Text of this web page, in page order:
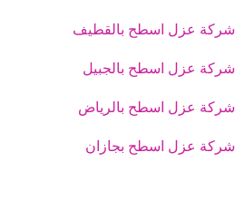
شركة عزل اسطح بالقطيف
شركة عزل اسطح بالجبيل
شركة عزل اسطح بالرياض
شركة عزل اسطح بجازان